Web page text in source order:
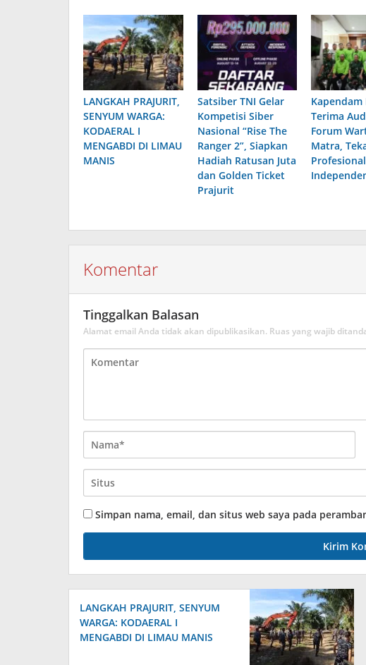
‎LANGKAH PRAJURIT,
SENYUM WARGA:
KODAERAL I
MENGABDI DI LIMAU
MANIS
Satsiber TNI Gelar
Kompetisi Siber
Nasional “Rise The
Ranger 2”, Siapkan
Hadiah Ratusan Juta
dan Golden Ticket
Prajurit
Kapendam
Terima
Forum
Matra,
Komentar
Tinggalkan Balasan
Alamat email Anda tidak akan dipublikasikan. Ruas yang wajib
Simpan nama, email, dan situs web saya pada
‎LANGKAH PRAJURIT, SENYUM
WARGA: KODAERAL I
MENGABDI DI LIMAU MANIS